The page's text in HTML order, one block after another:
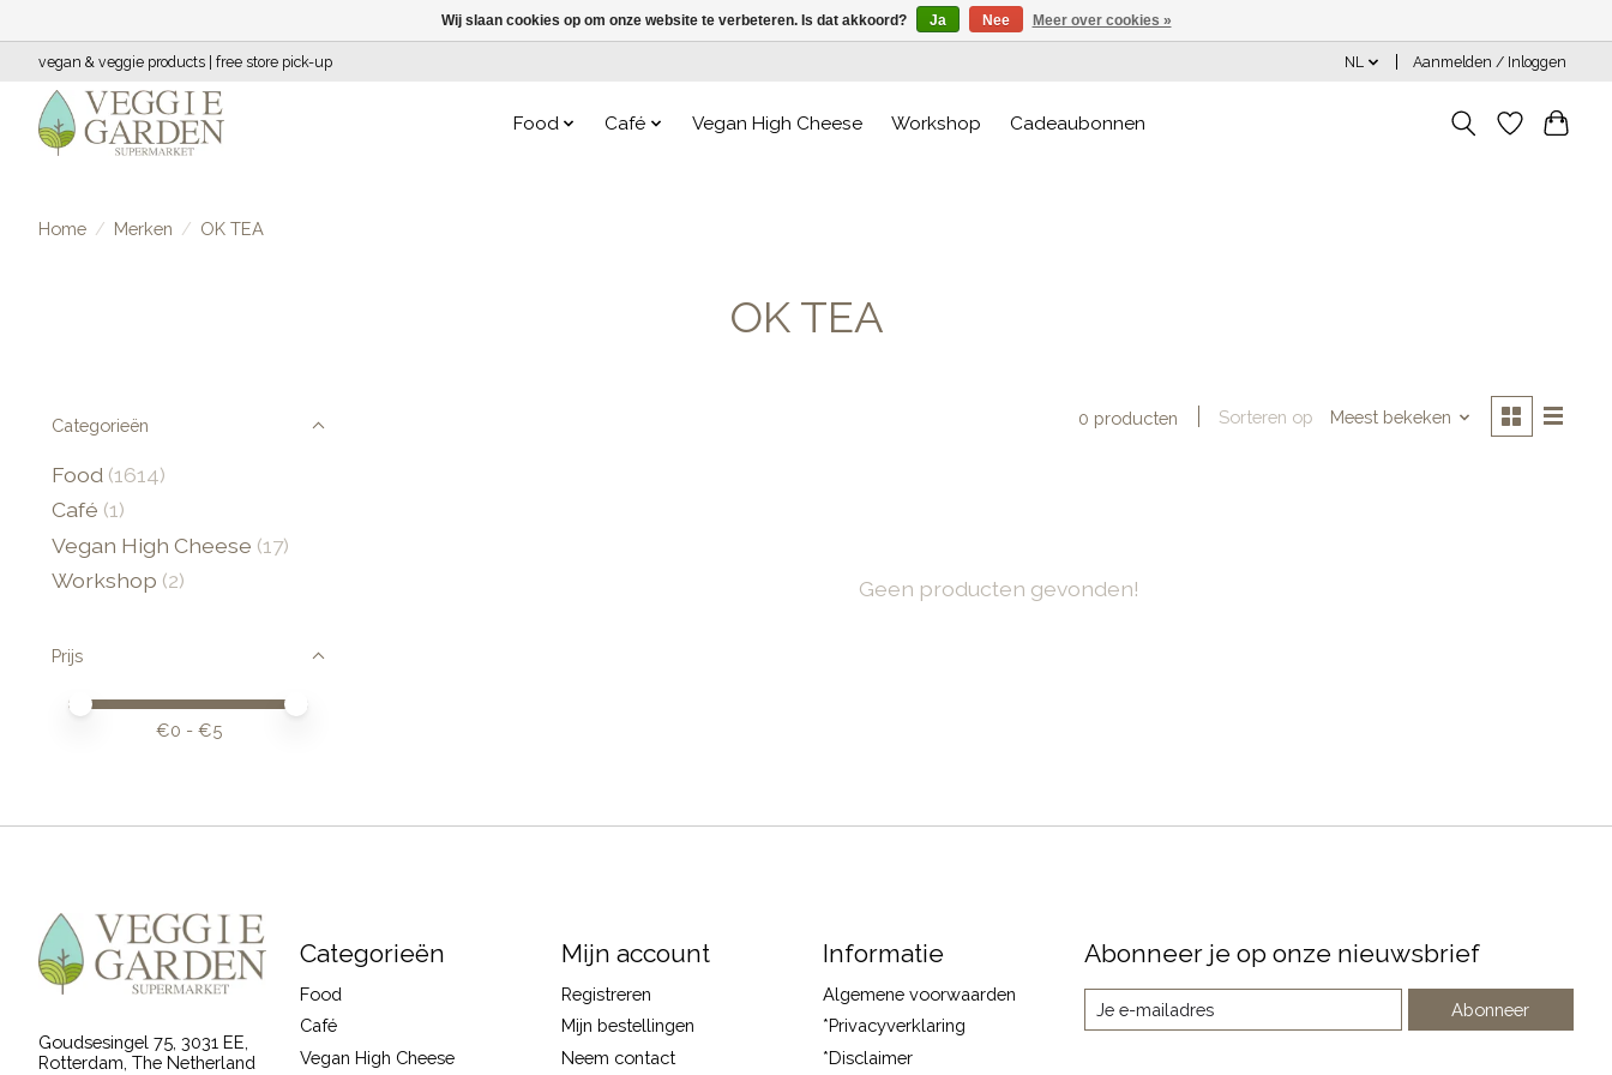
vegan & veggie products | free store pick-up NL Aanmelden / Inloggen
Food Café Vegan High Cheese Workshop Cadeaubonnen
Home / Merken / OK TEA
OK TEA
Categorieën
Food (1614)
Café (1)
Vegan High Cheese (17)
Workshop (2)
Prijs
Minimale prijswaarde
Price maximum value
€0 - €5
0 producten Sorteren op Meest bekeken
Geen producten gevonden!
Goudsesingel 75, 3031 EE,
Rotterdam, The Netherland
Categorieën
Food
Café
Vegan High Cheese
Mijn account
Registreren
Mijn bestellingen
Neem contact
Informatie
Algemene voorwaarden
*Privacyverklaring
*Disclaimer
Abonneer je op onze nieuwsbrief
Abonneer
Wij slaan cookies op om onze website te verbeteren. Is dat akkoord? Ja Nee Meer over cookies »